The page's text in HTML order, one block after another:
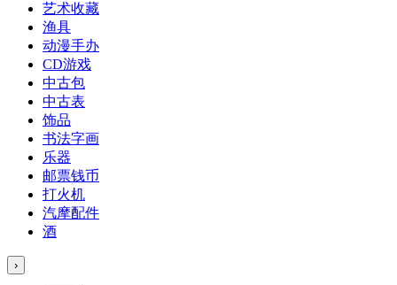
艺术收藏
渔具
动漫手办
CD游戏
中古包
中古表
饰品
书法字画
乐器
邮票钱币
打火机
汽摩配件
酒
›